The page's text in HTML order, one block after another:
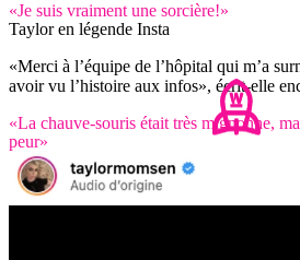
«Je suis vraiment une sorcière!»
Taylor en légende Insta
«Merci à l’équipe de l’hôpital qui m’a
avoir vu l’histoire aux infos», écrit-elle
«La chauve-souris était très mignonne,
peur»